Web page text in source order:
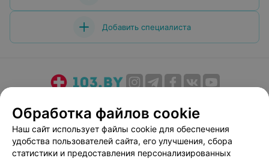
Добавить специалиста
Медицинский маркетинг
Публичный договор
Пользовательское соглашение
Способы оплаты
Вакансии
Партнеры
Обработка файлов cookie
Наш сайт использует файлы cookie для обеспечения
удобства пользователей сайта, его улучшения, сбора
статистики и предоставления персонализированных